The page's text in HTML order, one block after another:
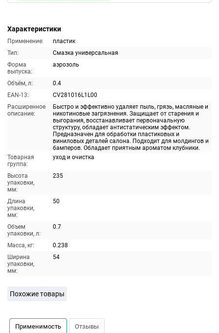
Характеристики
Применение:
пластик
Тип:
Смазка универсальная
Форма
выпуска:
аэрозоль
Объём, л:
0.4
EAN-13:
CV281016L1L00
Расширенное
описание:
Быстро и эффективно удаляет пыль, грязь, масляные и
никотиновые загрязнения. Защищает от старения и
выгорания, восстанавливает первоначальную
структуру, обладает антистатическим эффектом.
Предназначен для обработки пластиковых и
виниловых деталей салона. Подходит для молдингов и
бамперов. Обладает приятным ароматом клубники.
Товарная
группа:
уход и очистка
Высота
упаковки,
мм:
235
Длина
упаковки,
мм:
50
Объем
упаковки, л:
0.7
Масса, кг:
0.238
Ширина
упаковки,
мм:
54
Похожие товары
Применимость Отзывы